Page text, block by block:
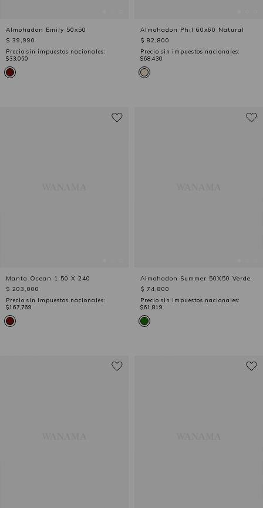
Almohadon Emily 50x50
$ 39,990
Precio sin impuestos nacionales:
$33,050
Almohadon Phil 60x60 Natural
$ 82,800
Precio sin impuestos nacionales:
$68,430
Manta Ocean 1,50 X 240
$ 203,000
Precio sin impuestos nacionales:
$167,769
Almohadon Summer 50X50 Verde
$ 74,800
Precio sin impuestos nacionales:
$61,819